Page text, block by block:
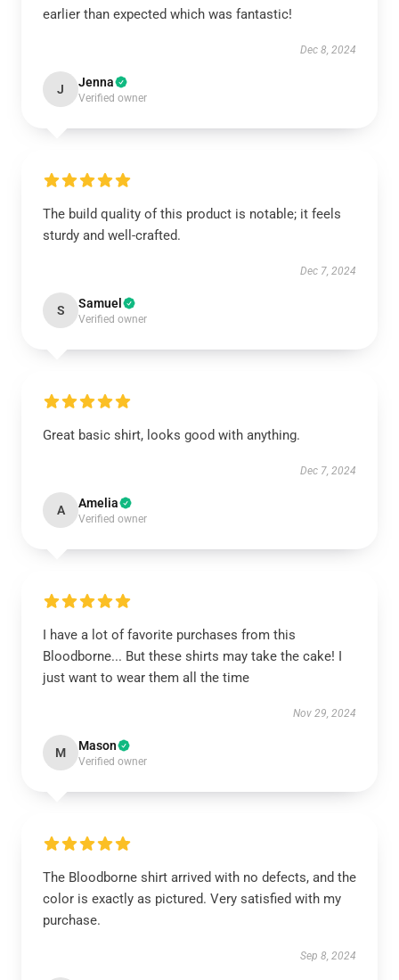
earlier than expected which was fantastic!
Dec 8, 2024
J Jenna
Verified owner
The build quality of this product is notable; it feels
sturdy and well-crafted.
Dec 7, 2024
S Samuel
Verified owner
Great basic shirt, looks good with anything.
Dec 7, 2024
A Amelia
Verified owner
I have a lot of favorite purchases from this
Bloodborne... But these shirts may take the cake! I
just want to wear them all the time
Nov 29, 2024
M Mason
Verified owner
The Bloodborne shirt arrived with no defects, and the
color is exactly as pictured. Very satisfied with my
purchase.
Sep 8, 2024